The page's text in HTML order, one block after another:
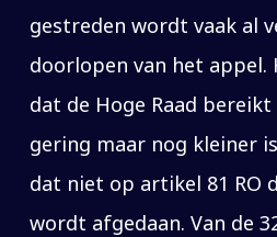
gestreden wordt vaak al
doorlopen van het appel.
dat de Hoge Raad
gering maar nog kleiner
dat niet op artikel 81 RO
wordt afgedaan. Van de